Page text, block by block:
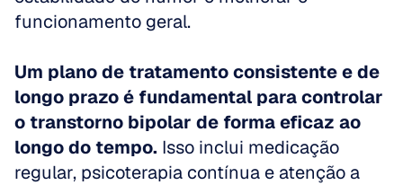
funcionamento geral.
Um plano de tratamento consistente e de
longo prazo é fundamental para controlar
o transtorno bipolar de forma eficaz ao
longo do tempo. Isso inclui medicação
regular, psicoterapia contínua e atenção a